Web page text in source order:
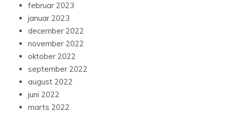
februar 2023
januar 2023
december 2022
november 2022
oktober 2022
september 2022
august 2022
juni 2022
marts 2022